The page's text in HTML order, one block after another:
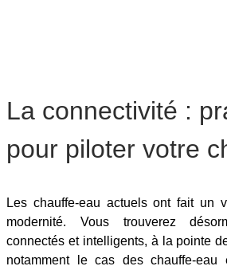
La connectivité :
pour piloter votre
Les chauffe-eau actuels ont fait un
modernité. Vous trouverez
connectés et intelligents, à la pointe
notamment le cas des chauffe-eau